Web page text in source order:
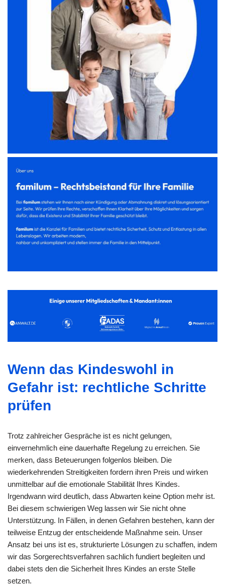
Wenn das Kindeswohl in
Gefahr ist: rechtliche Schritte
prüfen
Trotz zahlreicher Gespräche ist es nicht gelungen,
einvernehmlich eine dauerhafte Regelung zu erreichen. Sie
merken, dass Beteuerungen folgenlos bleiben. Die
wiederkehrenden Streitigkeiten fordern ihren Preis und wirken
unmittelbar auf die emotionale Stabilität Ihres Kindes.
Irgendwann wird deutlich, dass Abwarten keine Option mehr ist.
Bei diesem schwierigen Weg lassen wir Sie nicht ohne
Unterstützung. In Fällen, in denen Gefahren bestehen, kann der
teilweise Entzug der entscheidende Maßnahme sein. Unser
Ansatz bei uns ist es, strukturierte Lösungen zu schaffen, indem
wir das Sorgerechtsverfahren sachlich fundiert begleiten und
dabei stets den die Sicherheit Ihres Kindes an erste Stelle
setzen.